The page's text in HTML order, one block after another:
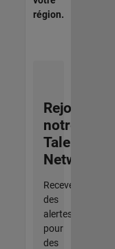
région.
Rejoignez
notre
Talent
Network
Recevez
des
alertes
pour
des